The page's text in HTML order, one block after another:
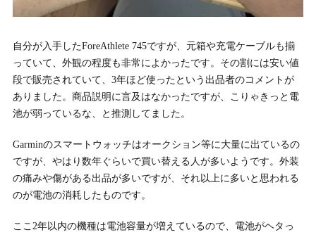
自分が入手したForeAthlete 745ですが、元箱や充電ケーブルも揃
っていて、外観の程度も非常によかったです。その割には安い値
段で販売されていて、3年ほど使ったという出品者のコメントが
ありました。商品説明に言及はなかったですが、こりゃきっと電
池が弱っているな、と推測してました。
Garminのスマートウォッチはオークション等に大量に出ているの
ですが、やはり数年ぐらいで買い替える人が多いようです。外装
の痛みや傷がある出品が多いですが、それ以上に多いと思われる
のが電池の消耗したものです。
ここ2年以内の機種は電池容量が増えているので、電池がヘタっ